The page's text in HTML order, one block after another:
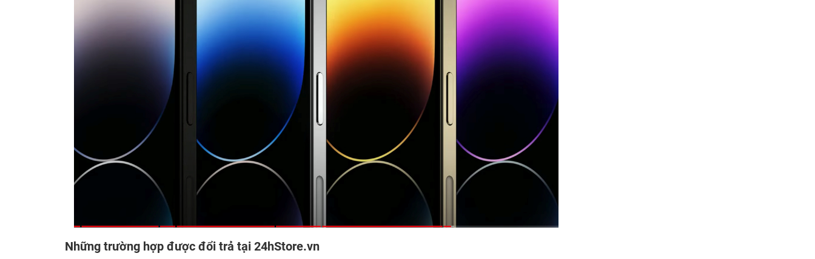
Những trường hợp được đổi trả tại 24hStore.vn